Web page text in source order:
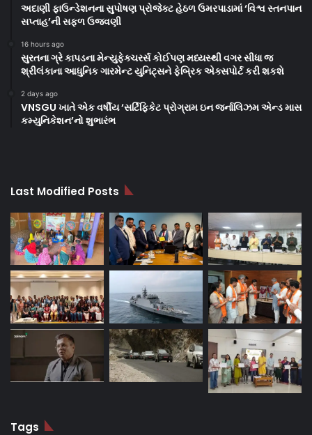
અદાણી ફાઉન્ડેશનના સુપોષણ પ્રોજેક્ટ હેઠળ ઉમરપાડામાં ‘વિશ્વ સ્તનપાન
સપ્તાહ’ની સફળ ઉજવણી
16 hours ago
સુરતના ગ્રે કાપડના મેન્યુફેક્ચરર્સ કોઈપણ મધ્યસ્થી વગર સીધા જ
શ્રીલંકાના આધુનિક ગારમેન્ટ યુનિટ્સને ફેબ્રિક એક્સપોર્ટ કરી શકશે
2 days ago
VNSGU ખાતે એક વર્ષીય ‘સર્ટિફિકેટ પ્રોગ્રામ ઇન જર્નાલિઝમ એન્ડ માસ
કમ્યુનિકેશન’નો શુભારંભ
Last Modified Posts
Tags